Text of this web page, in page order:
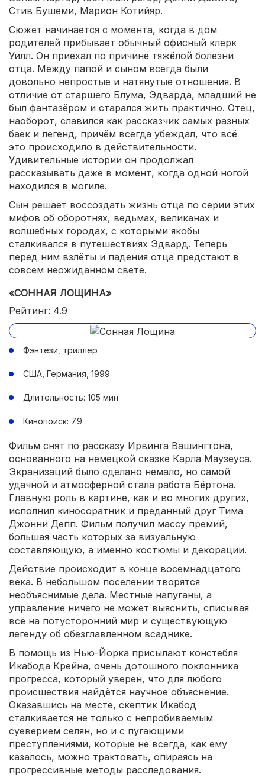
Стив Бушеми, Марион Котийяр.
Сюжет начинается с момента, когда в дом
родителей прибывает обычный офисный клерк
Уилл. Он приехал по причине тяжёлой болезни
отца. Между папой и сыном всегда были
довольно непростые и натянутые отношения. В
отличие от старшего Блума, Эдварда, младший не
был фантазёром и старался жить практично. Отец,
наоборот, славился как рассказчик самых разных
баек и легенд, причём всегда убеждал, что всё
это происходило в действительности.
Удивительные истории он продолжал
рассказывать даже в момент, когда одной ногой
находился в могиле.
Сын решает воссоздать жизнь отца по серии этих
мифов об оборотнях, ведьмах, великанах и
волшебных городах, с которыми якобы
сталкивался в путешествиях Эдвард. Теперь
перед ним взлёты и падения отца предстают в
совсем неожиданном свете.
«СОННАЯ ЛОЩИНА»
Рейтинг: 4.9
Фэнтези, триллер
США, Германия, 1999
Длительность: 105 мин
Кинопоиск: 7.9
Фильм снят по рассказу Ирвинга Вашингтона,
основанного на немецкой сказке Карла Маузеуса.
Экранизаций было сделано немало, но самой
удачной и атмосферной стала работа Бёртона.
Главную роль в картине, как и во многих других,
исполнил киносоратник и преданный друг Тима
Джонни Депп. Фильм получил массу премий,
большая часть которых за визуальную
составляющую, а именно костюмы и декорации.
Действие происходит в конце восемнадцатого
века. В небольшом поселении творятся
необъяснимые дела. Местные напуганы, а
управление ничего не может выяснить, списывая
всё на потусторонний мир и существующую
легенду об обезглавленном всаднике.
В помощь из Нью-Йорка присылают констебля
Икабода Крейна, очень дотошного поклонника
прогресса, который уверен, что для любого
происшествия найдётся научное объяснение.
Оказавшись на месте, скептик Икабод
сталкивается не только с непробиваемым
суеверием селян, но и с пугающими
преступлениями, которые не всегда, как ему
казалось, можно трактовать, опираясь на
прогрессивные методы расследования.